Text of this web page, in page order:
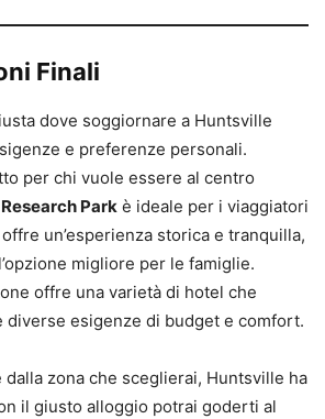
Finali
dove soggiornare a Huntsville
e preferenze personali.
per chi vuole essere al centro
Research Park è ideale per i viaggiatori
offre un’esperienza storica e tranquilla,
migliore per le famiglie.
offre una varietà di hotel che
diverse esigenze di budget e comfort.
zona che sceglierai, Huntsville ha
il giusto alloggio potrai goderti al